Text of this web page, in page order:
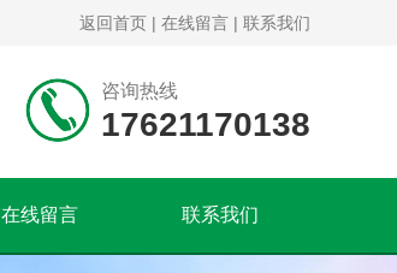
返回首页 | 在线留言 | 联系我们
咨询热线
17621170138
在线留言 联系我们